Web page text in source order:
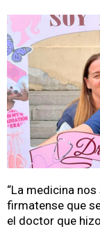
“La medicina
firmatense que
el doctor que